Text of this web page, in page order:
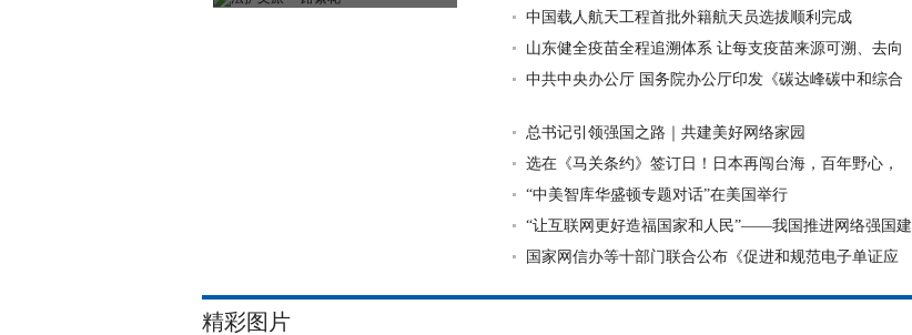
中国载人航天工程首批外籍航天员选拔顺利完成
山东健全疫苗全程追溯体系 让每支疫苗来源可溯、去向
可追
中共中央办公厅 国务院办公厅印发《碳达峰碳中和综合
总书记引领强国之路｜共建美好网络家园
选在《马关条约》签订日！日本再闯台海，百年野心，
从未死心
“中美智库华盛顿专题对话”在美国举行
“让互联网更好造福国家和人民”——我国推进网络强国建
设助力
国家网信办等十部门联合公布《促进和规范电子单证应
精彩图片